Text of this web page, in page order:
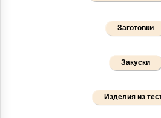
Заготовки
Закуски
Изделия из